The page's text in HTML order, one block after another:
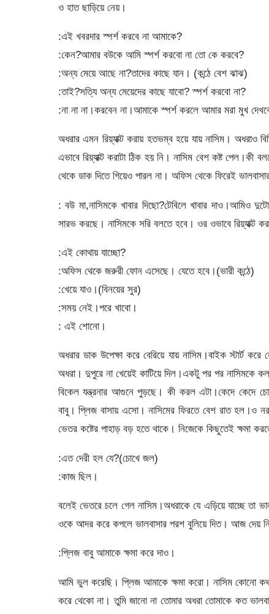
ও হাত ছাড়িয়ে নেয়।
:এই খবরদার স্পর্শ করবে না আমাকে?
:কেন?আমার বউকে আমি স্পর্শ করবো না তো কে করবে?
:অন্য মেয়ে আছে না?তাদের কাছে যান। (কন্ঠে বেশ ঝাঝ)
:তাই?সত্যি অন্য মেয়েদের কাছে যাবো? স্পর্শ করবো না?
:না না না।করবেন না।আমাকে স্পর্শ করলে আমার মরা মুখ
অধরার এমন রিয়্যাক্ট করায় হতভম্ব হয়ে যায় নাসিম।
এভাবে রিয়্যাক্ট করাটা ঠিক হয় নি। নাসিম বেশ কষ্ট
থেকে ডাক দিতে গিয়েও পারল না। অফিস থেকে ফিরেই
: বউ মা,নাসিমকে খাবার দিছো?টেবিলে খাবার দাও।আমিও
সারভ করছে। নাসিমকে সরি বলতে হবে। ওর ওভাবে রিয়্যাক্ট
:এই কোথায় যাচ্ছো?
:অফিস থেকে জরুরী ফোন এসেছে। যেতে হবে।(ভারী কন্ঠে)
:খেয়ে যাও।(বিনয়ের সুর)
:সময় নেই।পরে খাবো।
: এই শোনো।
অধরার ডাক উপেক্ষা করে বেরিয়ে যায় নাসিম।বাইক স্টার্ট
অধরা। দুপুরে না খেয়েই কাটিয়ে দিল।একটু পর পর নাসিমকে
বিকেল যন্ত্রনার আগুনে পুড়ছে। কী করল এটা।কেদে কেদে
বাবু। প্লিজ বাসায় এসো। নাসিমের ফিরতে বেশ রাত হল।ও
ভেতর কষ্টের পাহাড় বড় হতে থাকে। নিজেকে কিছুতেই ক্ষমা
:এত দেরী হল যে?(চোখে জল)
:কাজ ছিল।
বলেই ভেতরে চলে গেল নাসিম।অধরাকে যে এড়িয়ে যাচ্ছে
ওকে আদর করে কপলে ভালবাসার পরশ বুলিয়ে দিত। আজ দেয়
:প্লিজ বাবু আমাকে ক্ষমা করে দাও।
আমি ভুল করেছি। প্লিজ আমাকে ক্ষমা করো। নাসিম কোনো
করে থেকো না। তুমি জানো না তোমার অধরা তোমাকে কত